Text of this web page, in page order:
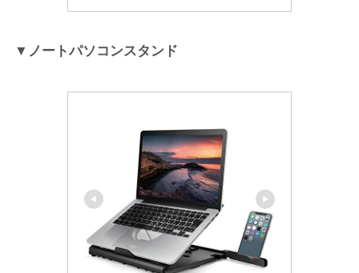
▼ノートパソコンスタンド